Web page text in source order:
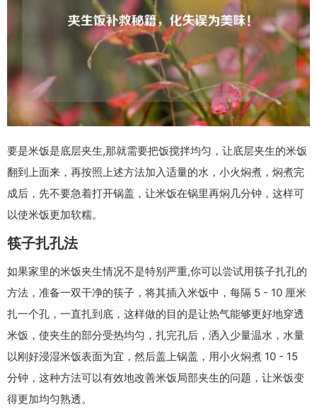
要是米饭是底层夹生,那就需要把饭搅拌均匀，让底层夹生的米饭
翻到上面来，再按照上述方法加入适量的水，小火焖煮，焖煮完
成后，先不要急着打开锅盖，让米饭在锅里再焖几分钟，这样可
以使米饭更加软糯。
筷子扎孔法
如果家里的米饭夹生情况不是特别严重,你可以尝试用筷子扎孔的
方法，准备一双干净的筷子，将其插入米饭中，每隔 5 - 10 厘米
扎一个孔，一直扎到底，这样做的目的是让热气能够更好地穿透
米饭，使夹生的部分受热均匀，扎完孔后，洒入少量温水，水量
以刚好浸湿米饭表面为宜，然后盖上锅盖，用小火焖煮 10 - 15
分钟，这种方法可以有效地改善米饭局部夹生的问题，让米饭变
得更加均匀熟透。